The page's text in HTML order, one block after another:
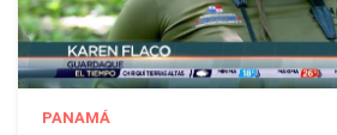
PANAMÁ